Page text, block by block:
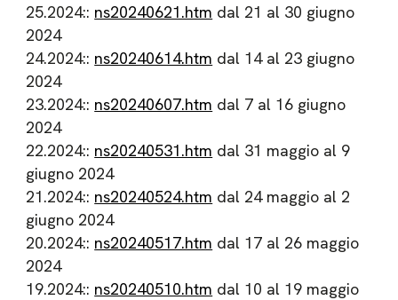
25.2024:: ns20240621.htm dal 21 al 30 giugno
2024
24.2024:: ns20240614.htm dal 14 al 23 giugno
2024
23.2024:: ns20240607.htm dal 7 al 16 giugno
2024
22.2024:: ns20240531.htm dal 31 maggio al 9
giugno 2024
21.2024:: ns20240524.htm dal 24 maggio al 2
giugno 2024
20.2024:: ns20240517.htm dal 17 al 26 maggio
2024
19.2024:: ns20240510.htm dal 10 al 19 maggio